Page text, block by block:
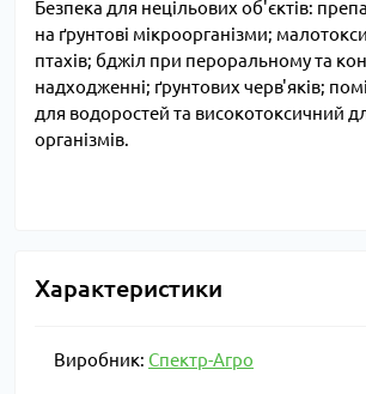
Томат
погодних
сприятливих
розвитку
хвороб.
Безпека для нецільових об'єктів:
на ґрунтові мікроорганізми;
птахів; бджіл при пероральному та
надходженні; ґрунтових черв'яків;
для водоростей та високотоксичний
організмів.
Характеристики
Виробник: Спектр-Агро